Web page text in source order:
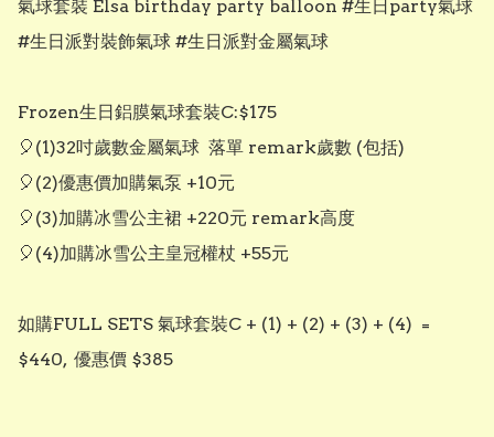
氣球套裝 Elsa birthday party balloon #生日party氣球
#生日派對裝飾氣球 #生日派對金屬氣球
Frozen生日鋁膜氣球套裝C:$175
🎈(1)32吋歲數金屬氣球  落單 remark歲數 (包括)
🎈(2)優惠價加購氣泵 +10元
🎈(3)加購冰雪公主裙 +220元 remark高度
🎈(4)加購冰雪公主皇冠權杖 +55元
如購FULL SETS 氣球套裝C + (1) + (2) + (3) + (4)  =
$440,  優惠價 $385